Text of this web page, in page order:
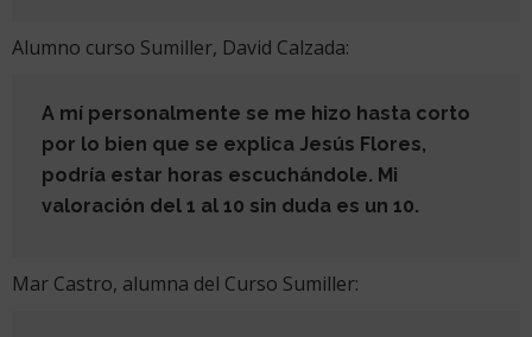
Alumno curso Sumiller, David Calzada:
A mí personalmente se me hizo hasta corto
por lo bien que se explica Jesús Flores,
podría estar horas escuchándole. Mi
valoración del 1 al 10 sin duda es un 10.
Mar Castro, alumna del Curso Sumiller: